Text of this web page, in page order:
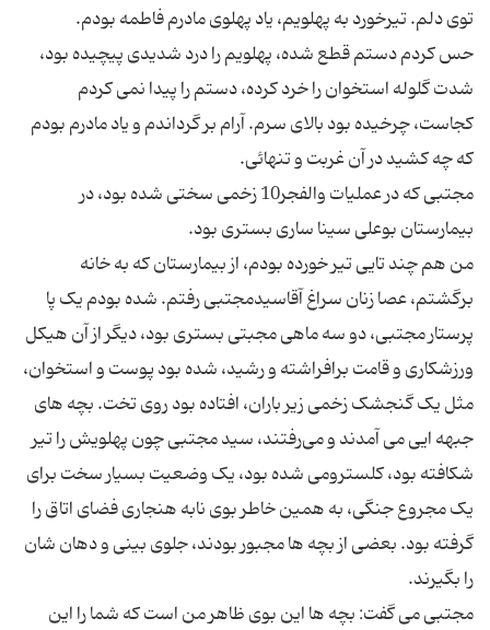
حس کردم دستم قطع شده، پهلویم را درد شدیدی پیچیده بود،
شدت گلوله استخوان را خرد کرده، دستم را پیدا نمی کردم
کجاست، چرخیده بود بالای سرم. آرام بر گرداندم و یاد مادرم بودم
مجتبی که در عملیات والفجر10 زخمی سختی شده بود، در
من هم چند تایی تیر خورده بودم، از بیمارستان که به خانه
برگشتم، عصا زنان سراغ آقاسیدمجتبی رفتم. شده بودم یک پا
پرستار مجتبی، دو سه ماهی مجبتی بستری بود، دیگر از آن هیکل
ورزشکاری و قامت برافراشته و رشید، شده بود پوست و استخوان،
مثل یک گنجشک زخمی زیر باران، افتاده بود روی تخت. بچه های
جبهه ایی می آمدند و می‌رفتند، سید مجتبی چون پهلویش را تیر
شکافته بود، کلسترومی شده بود، یک وضعیت بسیار سخت برای
یک مجروع جنگی، به همین خاطر بوی نابه هنجاری فضای اتاق را
گرفته بود. بعضی از بچه ها مجبور بودند، جلوی بینی و دهان شان
مجتبی می گفت: بچه ها این بوی ظاهر من است که شما را این